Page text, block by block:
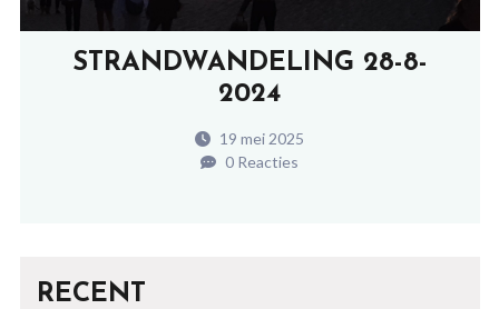
STRANDWANDELING 28-8-
2024
19 mei 2025
0 Reacties
RECENT